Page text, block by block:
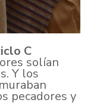
C
solían
Y los
pecadores y